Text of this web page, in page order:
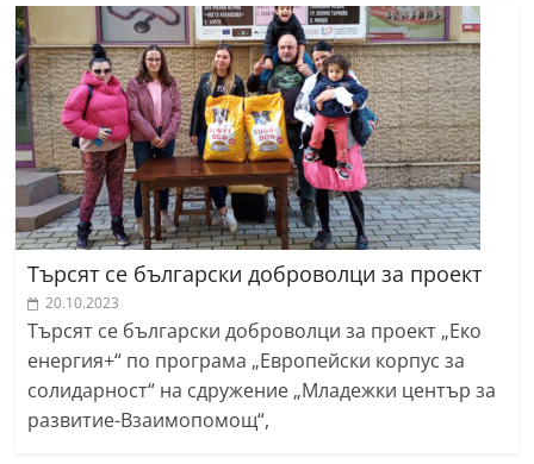
Търсят се български доброволци за проект
20.10.2023
Търсят се български доброволци за проект „Еко
енергия+“ по програма „Европейски корпус за
солидарност“ на сдружение „Младежки център за
развитие-Взаимопомощ“,